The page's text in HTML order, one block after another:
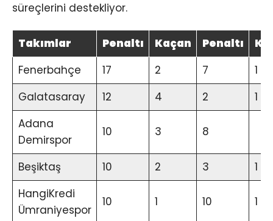
süreçlerini destekliyor.
Takımlar Penaltı Kaçan Penaltı
Fenerbahçe
17 2 7
1
Galatasaray
12 4 2
1
Adana
Demirspor
10 3 8
Beşiktaş 10 2 3
1
HangiKredi
Ümraniyespor
10 1 10 1